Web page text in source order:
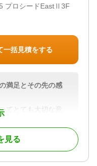
プロシードEastⅡ3F
一括見積をする
満足とその先の感
てとても大切な意
でもあり、定型化
。一方で、手続き
るべきものです。
ります。ご依頼者
見る